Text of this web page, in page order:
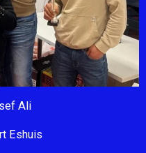
Ali
Eshuis